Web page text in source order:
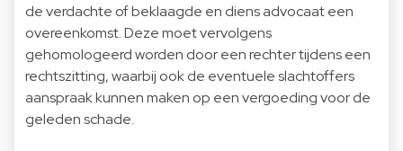
de verdachte of beklaagde en diens advocaat een
overeenkomst. Deze moet vervolgens
gehomologeerd worden door een rechter tijdens een
rechtszitting, waarbij ook de eventuele slachtoffers
aanspraak kunnen maken op een vergoeding voor de
geleden schade.